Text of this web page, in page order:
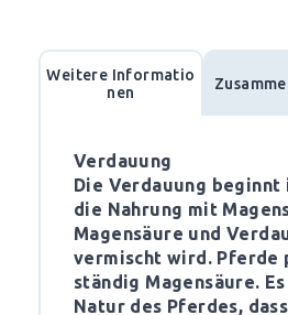
Weitere Informatio
nen
Verdauung
Die Verdauung beginnt
die Nahrung mit
Magensäure und
vermischt wird. Pferde
ständig Magensäure.
Natur des Pferdes,